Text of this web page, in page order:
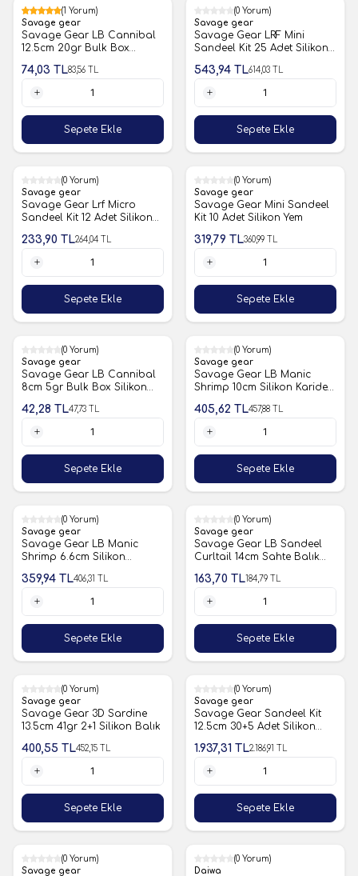
%11
(1 Yorum)
Savage gear
Savage Gear LB Cannibal
12.5cm 20gr Bulk Box
83,56 TL
74,03 TL
Sepete Ekle
(0 Yorum)
Savage gear
Savage Gear LRF Mini
Sandeel Kit 25 Adet Silikon
614,03 TL
543,94 TL
Sepete Ekle
(0 Yorum)
Savage gear
Savage Gear Lrf Micro
Sandeel Kit 12 Adet Silikon
264,04 TL
233,90 TL
Sepete Ekle
(0 Yorum)
Savage gear
Savage Gear Mini Sandeel
Kit 10 Adet Silikon Yem
360,99 TL
319,79 TL
Sepete Ekle
(0 Yorum)
Savage gear
Savage Gear LB Cannibal
8cm 5gr Bulk Box Silikon
47,73 TL
42,28 TL
Sepete Ekle
(0 Yorum)
Savage gear
Savage Gear LB Manic
Shrimp 10cm Silikon Karides
457,88 TL
405,62 TL
Sepete Ekle
(0 Yorum)
Savage gear
Savage Gear LB Manic
Shrimp 6.6cm Silikon
406,31 TL
359,94 TL
Sepete Ekle
(0 Yorum)
Savage gear
Savage Gear LB Sandeel
Curltail 14cm Sahte Balık
184,79 TL
163,70 TL
Sepete Ekle
(0 Yorum)
Savage gear
Savage Gear 3D Sardine
13.5cm 41gr 2+1 Silikon Balık
452,15 TL
400,55 TL
Sepete Ekle
(0 Yorum)
Savage gear
Savage Gear Sandeel Kit
12.5cm 30+5 Adet Silikon
2.186,91 TL
1.937,31 TL
Sepete Ekle
(0 Yorum)
Savage gear
(0 Yorum)
Daiwa